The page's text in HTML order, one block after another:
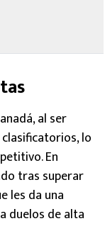
al ser
lo
En
tras superar
les da una
duelos de alta